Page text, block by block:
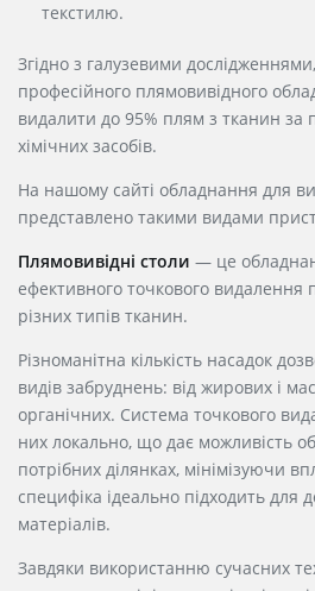
текстилю.
Згідно з галузевими
професійного плямовивідного
видалити до 95% плям з тканин за
хімічних засобів.
На нашому сайті обладнання для
представлено такими видами
Плямовивідні столи — це
ефективного точкового видалення
різних типів тканин.
Різноманітна кількість насадок
видів забруднень: від жирових і
органічних. Система точкового
них локально, що дає можливість
потрібних ділянках, мінімізуючи
специфіка ідеально підходить для
матеріалів.
Завдяки використанню сучасних